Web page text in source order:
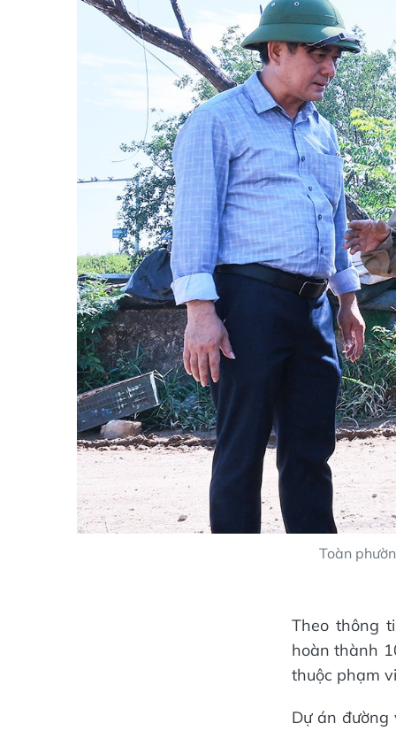
Toàn
Theo thông
hoàn thành
thuộc phạm
Dự án